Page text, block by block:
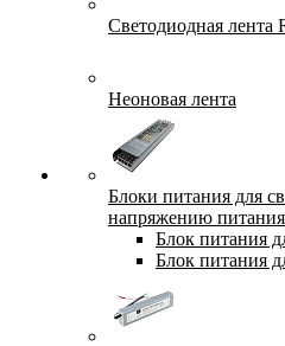
Светодиодная лента
Неоновая лента
Блоки питания для
напряжению питания
Блок питания
Блок питания